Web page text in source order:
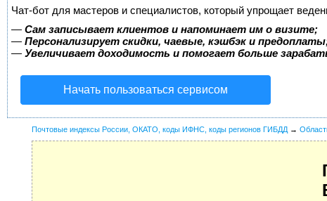
Чат-бот для мастеров и специалистов, который упрощает
— Сам записывает клиентов и напоминает им о визите;
— Персонализирует скидки, чаевые, кэшбэк и
— Увеличивает доходимость и помогает больше
Начать пользоваться сервисом
Почтовые индексы России, ОКАТО, коды ИФНС, коды регионов ГИБДД →